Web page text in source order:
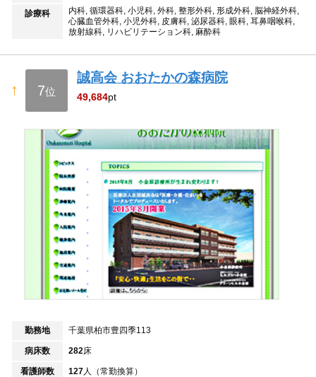
診療科
内科, 循環器科, 小児科, 外科, 整形外科, 形成外科, 脳神経外科,
心臓血管外科, 小児外科, 皮膚科, 泌尿器科, 眼科, 耳鼻咽喉科,
放射線科, リハビリテーション科, 麻酔科
↑ 7位
誠高会 おおたかの森病院
49,684pt
勤務地 千葉県柏市豊四季113
病床数 282床
看護師数 127人（常勤換算）